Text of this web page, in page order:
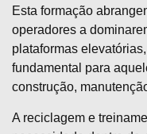
Esta formação
operadores a
plataformas
fundamental para
construção,
A reciclagem e